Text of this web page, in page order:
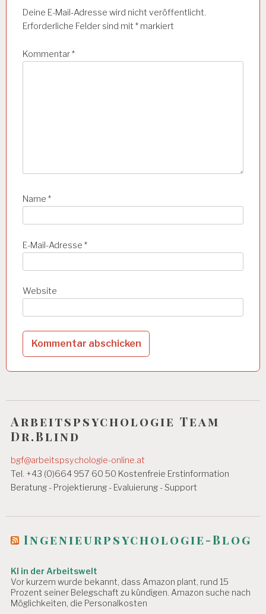
Deine E-Mail-Adresse wird nicht veröffentlicht.
Erforderliche Felder sind mit * markiert
Kommentar*
Name *
E-Mail-Adresse *
Website
Arbeitspsychologie Team
Dr.Blind
bgf@arbeitspsychologie-online.at
Tel. +43 (0)664 957 60 50 Kostenfreie Erstinformation
Beratung - Projektierung - Evaluierung - Support
Ingenieurpsychologie-Blog
KI in der Arbeitswelt
Vor kurzem wurde bekannt, dass Amazon plant, rund 15
Prozent seiner Belegschaft zu kündigen. Amazon suche nach
Möglichkeiten, die Personalkosten